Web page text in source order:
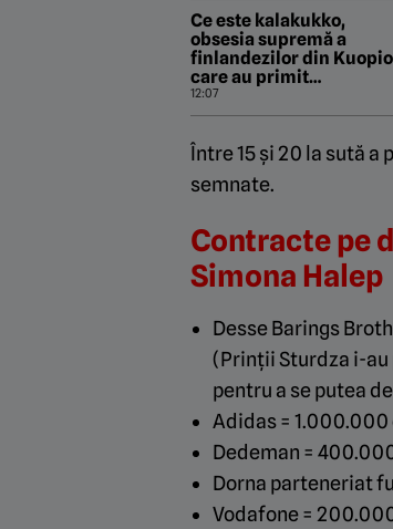
Ce este kalakukko,
obsesia supremă a
finlandezilor din Kuopio
care au primit
Universitatea Craiova cu
un mamut de 2,5 tone în
12:07
Între 15 și 20 la sută
semnate.
Contracte pe
Simona Halep
Desse Barings
(Prinții Sturdza i-au
pentru a se putea
Adidas = 1.000.000
Dedeman =
Dorna parteneriat
Vodafone =